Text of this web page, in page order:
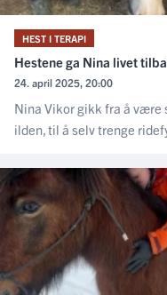
HEST I TERAPI
Hestene ga Nina livet
24. april 2025, 20:00
Nina Vikor gikk fra å være
ilden, til å selv trenge